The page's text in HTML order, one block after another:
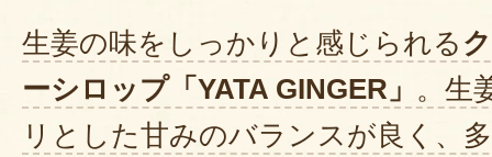
生姜の味をしっかりと感じられる
ーシロップ「YATA GINGER」
。生
リとした甘みのバランスが良く、